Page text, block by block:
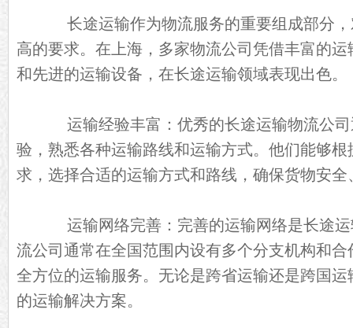
长途运输作为物流服务的重要组成部分，
高的要求。在上海，多家物流公司凭借丰富的
和先进的运输设备，在长途运输领域表现出色。
运输经验丰富：优秀的长途运输物流公司
验，熟悉各种运输路线和运输方式。他们能够
求，选择合适的运输方式和路线，确保货物安
运输网络完善：完善的运输网络是长途运
流公司通常在全国范围内设有多个分支机构和
全方位的运输服务。无论是跨省运输还是跨国
的运输解决方案。